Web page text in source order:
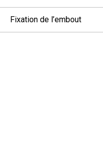
Fixation de l’embout